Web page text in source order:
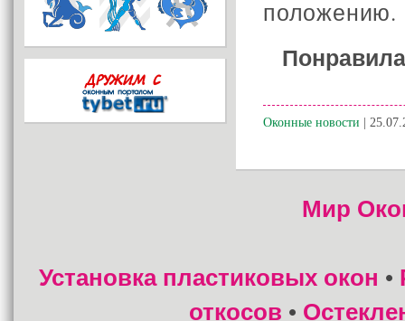
положению.
Оконные новости |
Мир
Установка пластиковых окон •
откосов •